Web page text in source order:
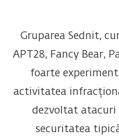
Gruparea Sednit,
APT28, Fancy Bear,
foarte
activitatea
dezvoltat atacuri
securitatea